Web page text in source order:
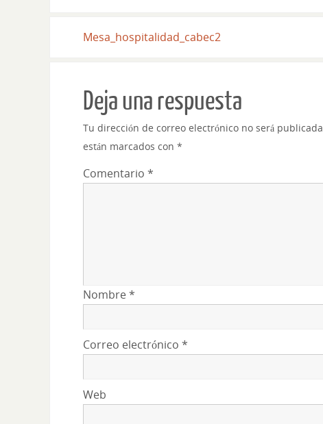
Mesa_hospitalidad_cabec2
Deja una respuesta
Tu dirección de correo electrónico no será publicada.
están marcados con *
Comentario *
Nombre*
Correo electrónico *
Web